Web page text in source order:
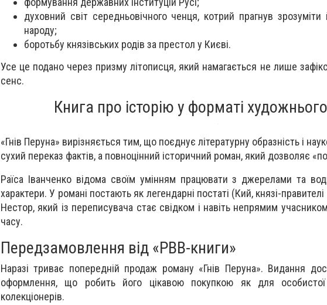
духовний світ середньовічного ченця, котрий прагнув
народу;
боротьбу князівських родів за престол у Києві.
Усе це подано через призму літописця, який намагається не лише
сенс.
Книга про історію у форматі
«Гнів Перуна» вирізняється тим, що поєднує літературну образність і
сухий переказ фактів, а повноцінний історичний роман, який дозволяє
Раїса Іванченко відома своїм умінням працювати з джерелами та
характери. У романі постають як легендарні постаті (Кий, князі-правителі
Нестор, який із переписувача стає свідком і навіть непрямим
часу.
Передзамовлення від «РВВ-книги»
Наразі триває попередній продаж роману «Гнів Перуна». Видання
оформлення, що робить його цікавою покупкою як для особистої
колекціонерів.